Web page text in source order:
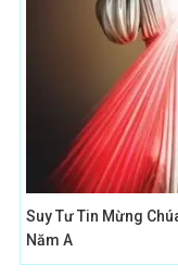
Suy Tư Tin Mừng
Năm A